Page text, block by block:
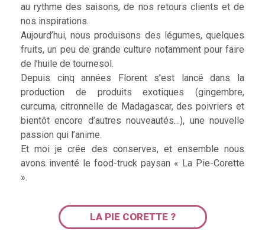
au rythme des saisons, de nos retours clients et de
nos inspirations.
Aujourd’hui, nous produisons des légumes, quelques
fruits, un peu de grande culture notamment pour faire
de l’huile de tournesol.
Depuis cinq années Florent s’est lancé dans la
production de produits exotiques (gingembre,
curcuma, citronnelle de Madagascar, des poivriers et
bientôt encore d’autres nouveautés…), une nouvelle
passion qui l’anime.
Et moi je crée des conserves, et ensemble nous
avons inventé le food-truck paysan « La Pie-Corette
».
LA PIE CORETTE ?